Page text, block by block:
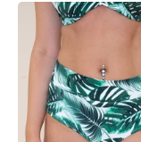
Fold-
Bikini-
High-
Panty
Monaco
Bali